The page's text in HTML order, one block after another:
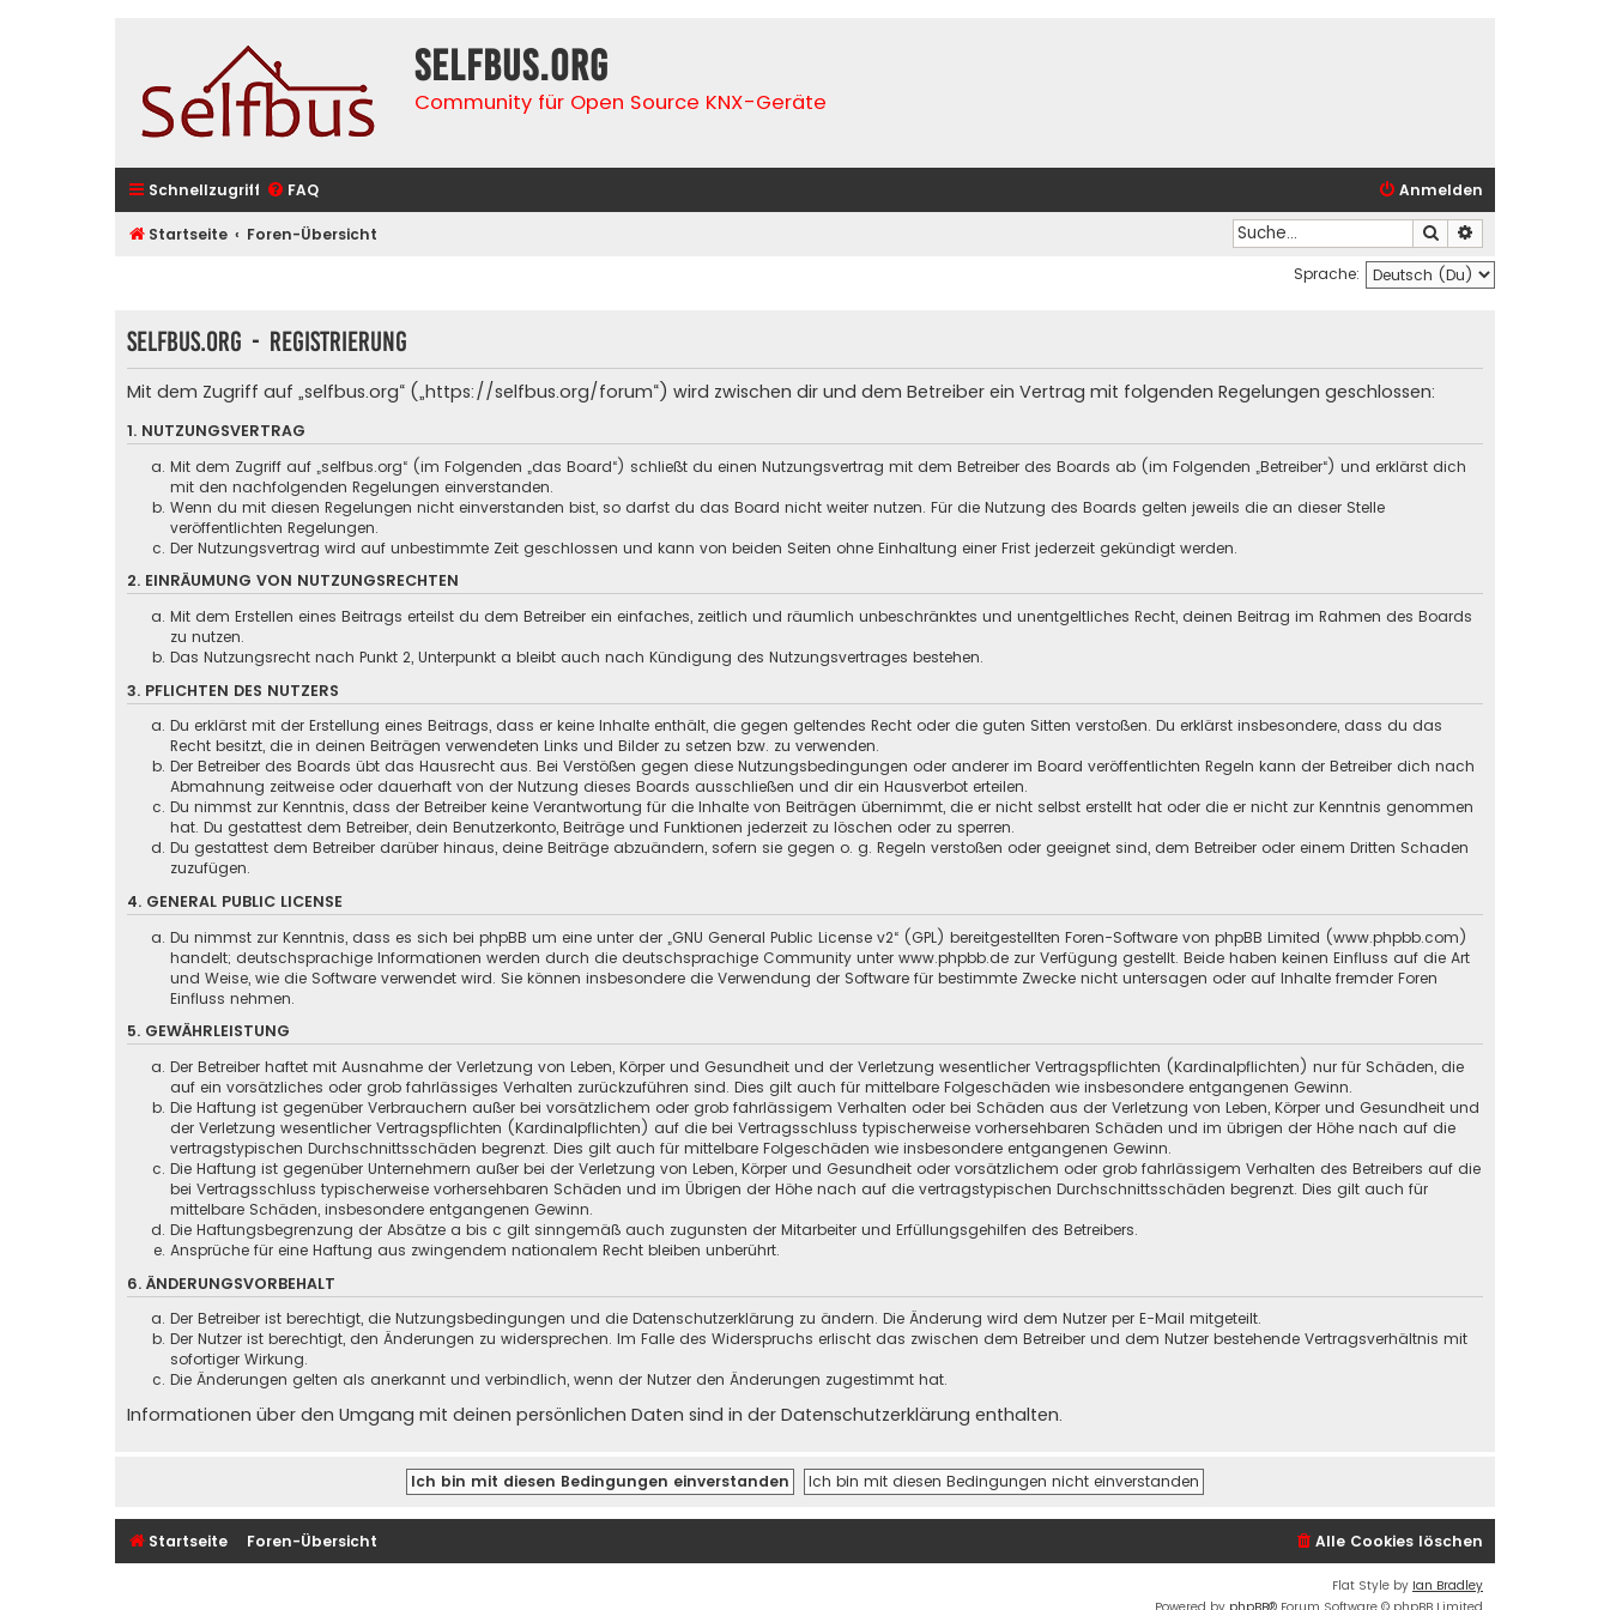
selfbus.org
Community für Open Source KNX-Geräte
Schnellzugriff FAQ Anmelden
Startseite Foren-Übersicht Suche
Sprache:
selfbus.org - Registrierung
Mit dem Zugriff auf „selfbus.org“ („https://selfbus.org/forum“) wird zwischen dir und dem Betreiber ein Vertrag mit folgenden Regelungen geschlossen:
1. NUTZUNGSVERTRAG
Mit dem Zugriff auf „selfbus.org“ (im Folgenden „das Board“) schließt du einen Nutzungsvertrag mit dem Betreiber des Boards ab (im Folgenden „Betreiber“) und erklärst dich
mit den nachfolgenden Regelungen einverstanden.
Wenn du mit diesen Regelungen nicht einverstanden bist, so darfst du das Board nicht weiter nutzen. Für die Nutzung des Boards gelten jeweils die an dieser Stelle
veröffentlichten Regelungen.
Der Nutzungsvertrag wird auf unbestimmte Zeit geschlossen und kann von beiden Seiten ohne Einhaltung einer Frist jederzeit gekündigt werden.
2. EINRÄUMUNG VON NUTZUNGSRECHTEN
Mit dem Erstellen eines Beitrags erteilst du dem Betreiber ein einfaches, zeitlich und räumlich unbeschränktes und unentgeltliches Recht, deinen Beitrag im Rahmen des Boards
zu nutzen.
Das Nutzungsrecht nach Punkt 2, Unterpunkt a bleibt auch nach Kündigung des Nutzungsvertrages bestehen.
3. PFLICHTEN DES NUTZERS
Du erklärst mit der Erstellung eines Beitrags, dass er keine Inhalte enthält, die gegen geltendes Recht oder die guten Sitten verstoßen. Du erklärst insbesondere, dass du das
Recht besitzt, die in deinen Beiträgen verwendeten Links und Bilder zu setzen bzw. zu verwenden.
Der Betreiber des Boards übt das Hausrecht aus. Bei Verstößen gegen diese Nutzungsbedingungen oder anderer im Board veröffentlichten Regeln kann der Betreiber dich nach
Abmahnung zeitweise oder dauerhaft von der Nutzung dieses Boards ausschließen und dir ein Hausverbot erteilen.
Du nimmst zur Kenntnis, dass der Betreiber keine Verantwortung für die Inhalte von Beiträgen übernimmt, die er nicht selbst erstellt hat oder die er nicht zur Kenntnis genommen
hat. Du gestattest dem Betreiber, dein Benutzerkonto, Beiträge und Funktionen jederzeit zu löschen oder zu sperren.
Du gestattest dem Betreiber darüber hinaus, deine Beiträge abzuändern, sofern sie gegen o. g. Regeln verstoßen oder geeignet sind, dem Betreiber oder einem Dritten Schaden
zuzufügen.
4. GENERAL PUBLIC LICENSE
Du nimmst zur Kenntnis, dass es sich bei phpBB um eine unter der „GNU General Public License v2“ (GPL) bereitgestellten Foren-Software von phpBB Limited (www.phpbb.com)
handelt; deutschsprachige Informationen werden durch die deutschsprachige Community unter www.phpbb.de zur Verfügung gestellt. Beide haben keinen Einfluss auf die Art
und Weise, wie die Software verwendet wird. Sie können insbesondere die Verwendung der Software für bestimmte Zwecke nicht untersagen oder auf Inhalte fremder Foren
Einfluss nehmen.
5. GEWÄHRLEISTUNG
Der Betreiber haftet mit Ausnahme der Verletzung von Leben, Körper und Gesundheit und der Verletzung wesentlicher Vertragspflichten (Kardinalpflichten) nur für Schäden, die
auf ein vorsätzliches oder grob fahrlässiges Verhalten zurückzuführen sind. Dies gilt auch für mittelbare Folgeschäden wie insbesondere entgangenen Gewinn.
Die Haftung ist gegenüber Verbrauchern außer bei vorsätzlichem oder grob fahrlässigem Verhalten oder bei Schäden aus der Verletzung von Leben, Körper und Gesundheit und
der Verletzung wesentlicher Vertragspflichten (Kardinalpflichten) auf die bei Vertragsschluss typischerweise vorhersehbaren Schäden und im übrigen der Höhe nach auf die
vertragstypischen Durchschnittsschäden begrenzt. Dies gilt auch für mittelbare Folgeschäden wie insbesondere entgangenen Gewinn.
Die Haftung ist gegenüber Unternehmern außer bei der Verletzung von Leben, Körper und Gesundheit oder vorsätzlichem oder grob fahrlässigem Verhalten des Betreibers auf die
bei Vertragsschluss typischerweise vorhersehbaren Schäden und im Übrigen der Höhe nach auf die vertragstypischen Durchschnittsschäden begrenzt. Dies gilt auch für
mittelbare Schäden, insbesondere entgangenen Gewinn.
Die Haftungsbegrenzung der Absätze a bis c gilt sinngemäß auch zugunsten der Mitarbeiter und Erfüllungsgehilfen des Betreibers.
Ansprüche für eine Haftung aus zwingendem nationalem Recht bleiben unberührt.
6. ÄNDERUNGSVORBEHALT
Der Betreiber ist berechtigt, die Nutzungsbedingungen und die Datenschutzerklärung zu ändern. Die Änderung wird dem Nutzer per E-Mail mitgeteilt.
Der Nutzer ist berechtigt, den Änderungen zu widersprechen. Im Falle des Widerspruchs erlischt das zwischen dem Betreiber und dem Nutzer bestehende Vertragsverhältnis mit
sofortiger Wirkung.
Die Änderungen gelten als anerkannt und verbindlich, wenn der Nutzer den Änderungen zugestimmt hat.
Informationen über den Umgang mit deinen persönlichen Daten sind in der Datenschutzerklärung enthalten.
Startseite Foren-Übersicht Alle Cookies löschen
Flat Style by Ian Bradley